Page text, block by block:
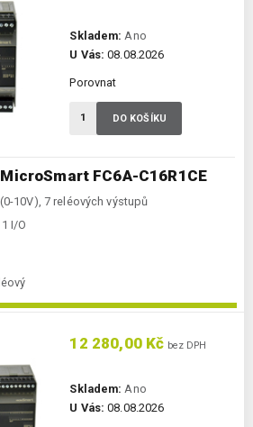
FC6A-C16R1CE
10V), 7 reléových výstupů
I/O
Skladem: Ano
U Vás: 08.08.2026
Porovnat
DO KOŠÍKU
12 280,00 Kč bez DPH
Skladem: Ano
U Vás: 08.08.2026